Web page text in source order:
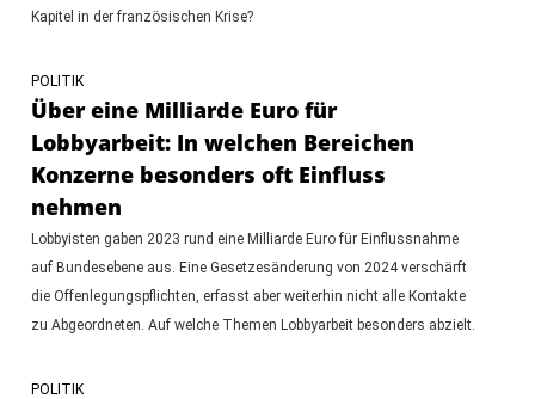
Kapitel in der französischen Krise?
POLITIK
Über eine Milliarde Euro für
Lobbyarbeit: In welchen Bereichen
Konzerne besonders oft Einfluss
nehmen
Lobbyisten gaben 2023 rund eine Milliarde Euro für Einflussnahme
auf Bundesebene aus. Eine Gesetzesänderung von 2024 verschärft
die Offenlegungspflichten, erfasst aber weiterhin nicht alle Kontakte
zu Abgeordneten. Auf welche Themen Lobbyarbeit besonders abzielt.
POLITIK